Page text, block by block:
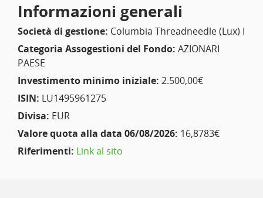
Informazioni generali
Società di gestione: Columbia Threadneedle (Lux) I
Categoria Assogestioni del Fondo: AZIONARI
PAESE
Investimento minimo iniziale: 2.500,00€
ISIN: LU1495961275
Divisa: EUR
Valore quota alla data 06/08/2026: 16,8783€
Riferimenti: Link al sito